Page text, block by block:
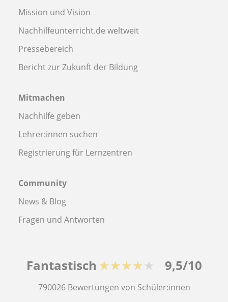
Mission und Vision
Nachhilfeunterricht.de weltweit
Pressebereich
Bericht zur Zukunft der Bildung
Mitmachen
Nachhilfe geben
Lehrer:innen suchen
Registrierung für Lernzentren
Community
News & Blog
Fragen und Antworten
Fantastisch ★★★★★ 9,5/10
790026 Bewertungen von Schüler:innen